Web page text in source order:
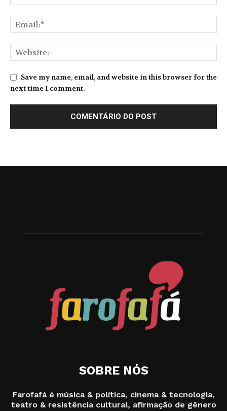
Save my name, email, and website in this browser for the
next time I comment.
SOBRE NÓS
Farofafá é música & política, cinema & tecnologia,
teatro & resistência cultural, afirmação de gênero